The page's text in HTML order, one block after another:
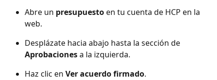
Abre un presupuesto en tu cuenta de HCP en la
web.
Desplázate hacia abajo hasta la sección de
Aprobaciones a la izquierda.
Haz clic en Ver acuerdo firmado.